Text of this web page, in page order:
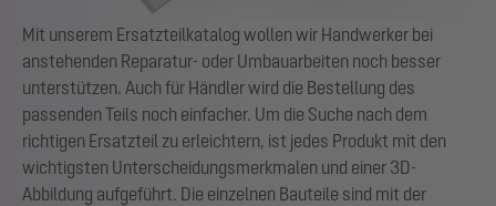
Mit unserem Ersatzteilkatalog wollen wir Handwerker bei
anstehenden Reparatur- oder Umbauarbeiten noch besser
unterstützen. Auch für Händler wird die Bestellung des
passenden Teils noch einfacher. Um die Suche nach dem
richtigen Ersatzteil zu erleichtern, ist jedes Produkt mit den
wichtigsten Unterscheidungsmerkmalen und einer 3D-
Abbildung aufgeführt. Die einzelnen Bauteile sind mit der